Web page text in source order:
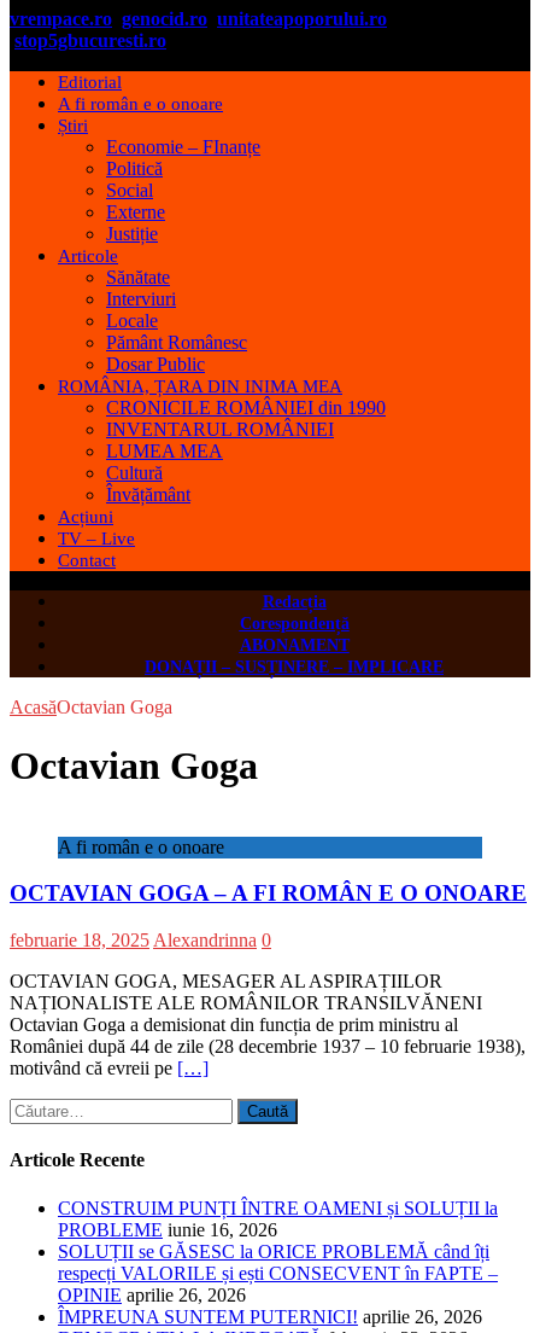
vrempace.ro genocid.ro unitateapoporului.ro
stop5gbucuresti.ro
Editorial
A fi român e o onoare
Știri
Economie – FInanțe
Politică
Social
Externe
Justiție
Articole
Sănătate
Interviuri
Locale
Pământ Românesc
Dosar Public
ROMÂNIA, ȚARA DIN INIMA MEA
CRONICILE ROMÂNIEI din 1990
INVENTARUL ROMÂNIEI
LUMEA MEA
Cultură
Învățământ
Acțiuni
TV – Live
Contact
Redacția
Corespondență
ABONAMENT
DONAȚII – SUSȚINERE – IMPLICARE
AcasăOctavian Goga
Octavian Goga
A fi român e o onoare
OCTAVIAN GOGA – A FI ROMÂN E O ONOARE
februarie 18, 2025 Alexandrinna 0
OCTAVIAN GOGA, MESAGER AL ASPIRAȚIILOR
NAȚIONALISTE ALE ROMÂNILOR TRANSILVĂNENI
Octavian Goga a demisionat din funcția de prim ministru al
României după 44 de zile (28 decembrie 1937 – 10 februarie 1938),
motivând că evreii pe […]
Caută
după:
Articole Recente
CONSTRUIM PUNȚI ÎNTRE OAMENI și SOLUȚII la
PROBLEME iunie 16, 2026
SOLUȚII se GĂSESC la ORICE PROBLEMĂ când îți
respecți VALORILE și ești CONSECVENT în FAPTE –
OPINIE aprilie 26, 2026
ÎMPREUNA SUNTEM PUTERNICI! aprilie 26, 2026